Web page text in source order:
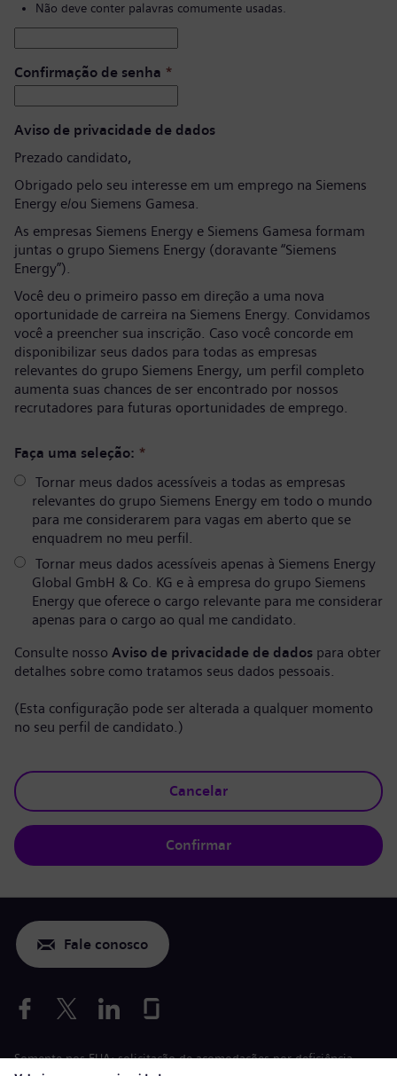
Não deve conter palavras comumente usadas.
Confirmação de senha *
Aviso de privacidade de dados
Prezado candidato,
Obrigado pelo seu interesse em um emprego na Siemens
Energy e/ou Siemens Gamesa.
As empresas Siemens Energy e Siemens Gamesa formam
juntas o grupo Siemens Energy (doravante “Siemens
Energy”).
Você deu o primeiro passo em direção a uma nova
oportunidade de carreira na Siemens Energy. Convidamos
você a preencher sua inscrição. Caso você concorde em
disponibilizar seus dados para todas as empresas
relevantes do grupo Siemens Energy, um perfil completo
aumenta suas chances de ser encontrado por nossos
recrutadores para futuras oportunidades de emprego.
Faça uma seleção: *
Tornar meus dados acessíveis a todas as empresas
relevantes do grupo Siemens Energy em todo o mundo
para me considerarem para vagas em aberto que se
enquadrem no meu perfil.
Tornar meus dados acessíveis apenas à Siemens Energy
Global GmbH & Co. KG e à empresa do grupo Siemens
Energy que oferece o cargo relevante para me considerar
apenas para o cargo ao qual me candidato.
Consulte nosso Aviso de privacidade de dados para obter
detalhes sobre como tratamos seus dados pessoais.
(Esta configuração pode ser alterada a qualquer momento
no seu perfil de candidato.)
Cancelar
Confirmar
Fale conosco
Somente nos EUA: solicitação de acomodações por deficiência